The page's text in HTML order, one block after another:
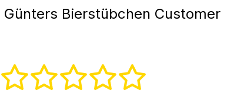
Günters Bierstübchen Customer